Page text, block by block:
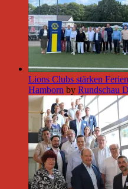
Lions Clubs stärken
Hamborn by Rundschau